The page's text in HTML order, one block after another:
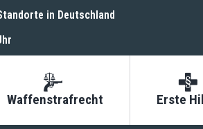
in Deutschland
Waffenstrafrecht Erste